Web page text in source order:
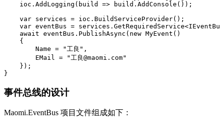
    ioc.AddLogging(build => build.AddConsole());
    var services = ioc.BuildServiceProvider();
var eventBus =
    await eventBus.PublishAsync(new MyEvent()
    {
        Name = "工良",
        EMail = "工良@maomi.com"
    });
}
事件总线的设计
Maomi.EventBus 项目文件组成如下：